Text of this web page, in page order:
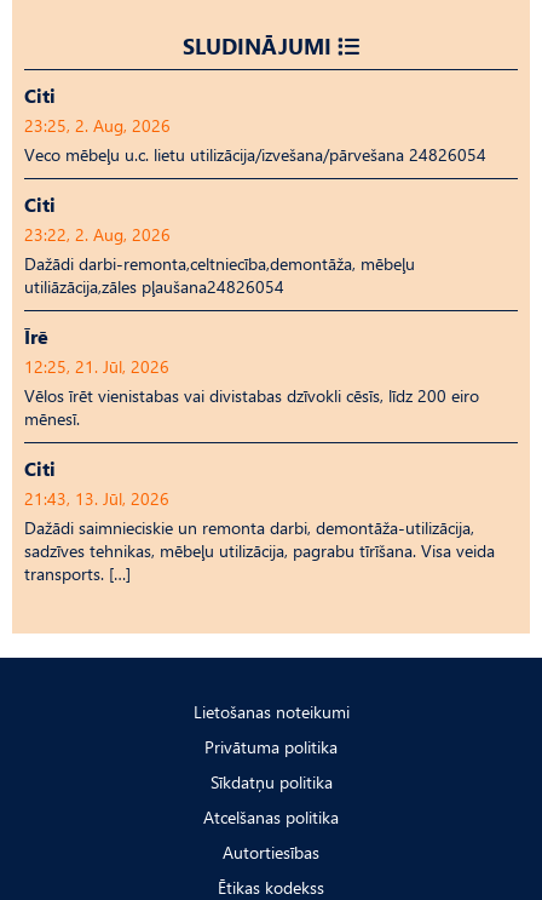
SLUDINĀJUMI
Citi
23:25, 2. Aug, 2026
Veco mēbeļu u.c. lietu utilizācija/izvešana/pārvešana 24826054
Citi
23:22, 2. Aug, 2026
Dažādi darbi-remonta,celtniecība,demontāža, mēbeļu
utiliāzācija,zāles pļaušana24826054
Īrē
12:25, 21. Jūl, 2026
Vēlos īrēt vienistabas vai divistabas dzīvokli cēsīs, līdz 200 eiro
mēnesī.
Citi
21:43, 13. Jūl, 2026
Dažādi saimnieciskie un remonta darbi, demontāža-utilizācija,
sadzīves tehnikas, mēbeļu utilizācija, pagrabu tīrīšana. Visa veida
transports. […]
Lietošanas noteikumi
Privātuma politika
Sīkdatņu politika
Atcelšanas politika
Autortiesības
Ētikas kodekss